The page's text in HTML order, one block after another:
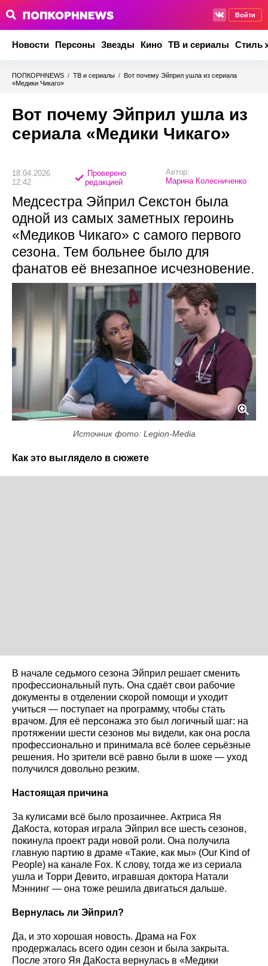
Войти
Новости Персоны Звезды Кино ТВ и сериалы Стиль
ПОПКОРНNEWS / ТВ и сериалы / Вот почему Эйприл ушла из сериала
«Медики Чикаго»
Вот почему Эйприл ушла из
сериала «Медики Чикаго»
18.04.2026
12:42
Проверено
редакцией
Автор:
Марина Колесниченко
Медсестра Эйприл Секстон была
одной из самых заметных героинь
«Медиков Чикаго» с самого первого
сезона. Тем больнее было для
фанатов её внезапное исчезновение.
Источник фото: Legion-Media
Как это выглядело в сюжете
В начале седьмого сезона Эйприл решает сменить
профессиональный путь. Она сдаёт свои рабочие
документы в отделении скорой помощи и уходит
учиться — поступает на программу, чтобы стать
врачом. Для её персонажа это был логичный шаг: на
протяжении шести сезонов мы видели, как она росла
профессионально и принимала всё более серьёзные
решения. Но зрители всё равно были в шоке — уход
получился довольно резким.
Настоящая причина
За кулисами всё было прозаичнее. Актриса Яя
ДаКоста, которая играла Эйприл все шесть сезонов,
покинула проект ради новой роли. Она получила
главную партию в драме «Такие, как мы» (Our Kind of
People) на канале Fox. К слову, тогда же из сериала
ушла и Торри Девито, игравшая доктора Натали
Мэннинг — она тоже решила двигаться дальше.
Вернулась ли Эйприл?
Да, и это хорошая новость. Драма на Fox
продержалась всего один сезон и была закрыта.
После этого Яя ДаКоста вернулась в «Медики